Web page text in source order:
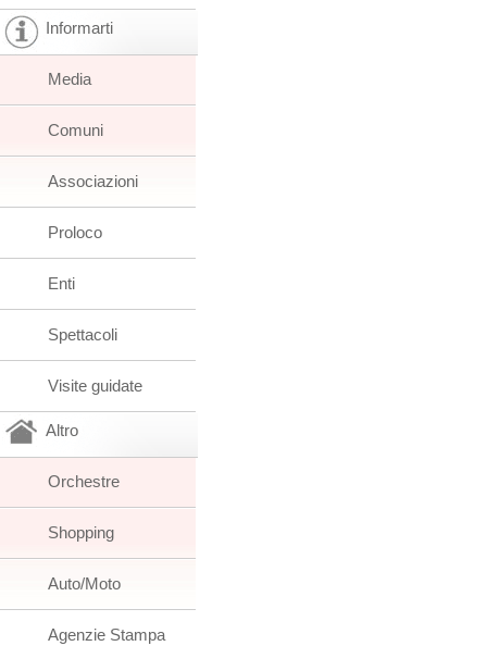
Informarti
Media
Comuni
Associazioni
Proloco
Enti
Spettacoli
Visite guidate
Altro
Orchestre
Shopping
Auto/Moto
Agenzie Stampa